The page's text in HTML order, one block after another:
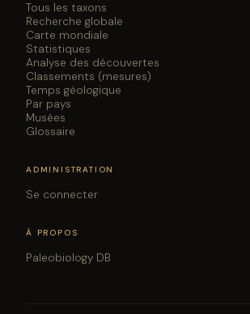
Tous les taxons
Recherche globale
Carte mondiale
Statistiques
Analyse des découvertes
Classements (mesures)
Temps géologique
Par pays
Musées
Glossaire
ADMINISTRATION
Se connecter
À PROPOS
Paleobiology DB